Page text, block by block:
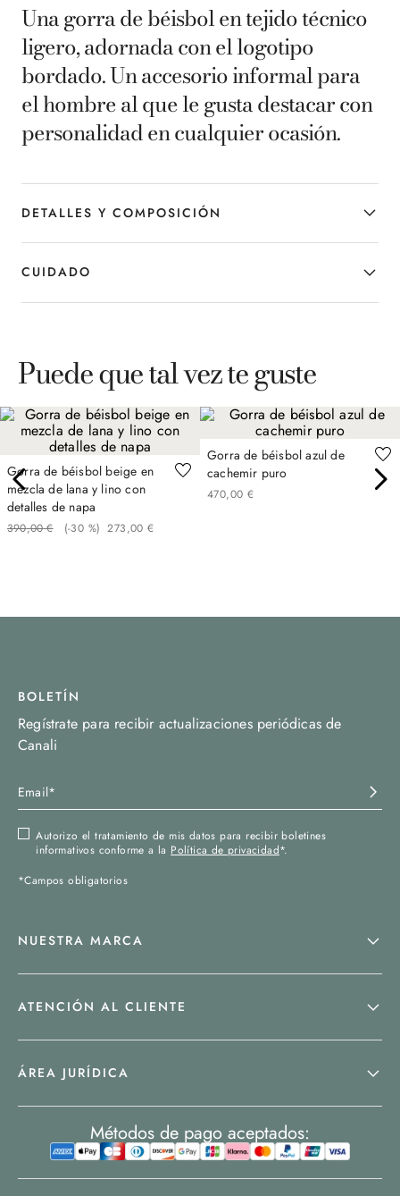
Una gorra de béisbol en tejido técnico
ligero, adornada con el logotipo
bordado. Un accesorio informal para
el hombre al que le gusta destacar con
personalidad en cualquier ocasión.
DETALLES Y COMPOSICIÓN
CUIDADO
Puede que tal vez te guste
Gorra de béisbol beige en
mezcla de lana y lino con
detalles de napa
390,00 € (-30 %) 273,00 €
Gorra de béisbol azul de
cachemir puro
470,00 €
BOLETÍN
Regístrate para recibir actualizaciones periódicas de
Canali
Autorizo el tratamiento de mis datos para recibir boletines
informativos conforme a la Política de privacidad*.
*Campos obligatorios
NUESTRA MARCA
ATENCIÓN AL CLIENTE
ÁREA JURÍDICA
Métodos de pago aceptados: